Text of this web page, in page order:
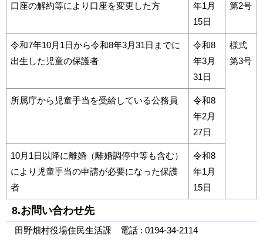
口座の解約等により口座を変更した方
年1月
15日
第2号
令和7年10月1日から令和8年3月31日までに
出生した児童の保護者
令和8
年3月
31日
様式
第3号
所属庁から児童手当を受給している公務員
令和8
年2月
27日
10月1日以降に離婚（離婚調停中等も含む）
により児童手当の申請が必要になった保護
者
令和8
年1月
15日
8.お問い合わせ先
田野畑村役場住民生活課 電話 : 0194-34-2114